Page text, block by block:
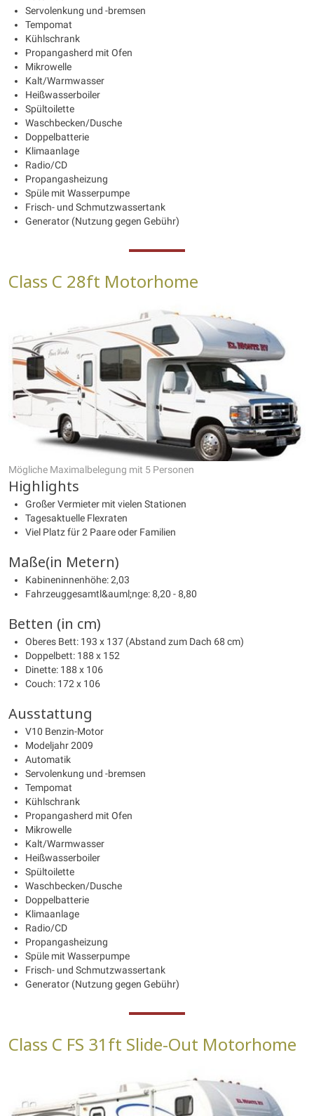
Servolenkung und -bremsen
Tempomat
Kühlschrank
Propangasherd mit Ofen
Mikrowelle
Kalt/Warmwasser
Heißwasserboiler
Spültoilette
Waschbecken/Dusche
Doppelbatterie
Klimaanlage
Radio/CD
Propangasheizung
Spüle mit Wasserpumpe
Frisch- und Schmutzwassertank
Generator (Nutzung gegen Gebühr)
Class C 28ft Motorhome
Mögliche Maximalbelegung mit 5 Personen
Highlights
Großer Vermieter mit vielen Stationen
Tagesaktuelle Flexraten
Viel Platz für 2 Paare oder Familien
Maße(in Metern)
Kabineninnenhöhe: 2,03
Fahrzeuggesamtl&auml;nge: 8,20 - 8,80
Betten (in cm)
Oberes Bett: 193 x 137 (Abstand zum Dach 68 cm)
Doppelbett: 188 x 152
Dinette: 188 x 106
Couch: 172 x 106
Ausstattung
V10 Benzin-Motor
Modeljahr 2009
Automatik
Servolenkung und -bremsen
Tempomat
Kühlschrank
Propangasherd mit Ofen
Mikrowelle
Kalt/Warmwasser
Heißwasserboiler
Spültoilette
Waschbecken/Dusche
Doppelbatterie
Klimaanlage
Radio/CD
Propangasheizung
Spüle mit Wasserpumpe
Frisch- und Schmutzwassertank
Generator (Nutzung gegen Gebühr)
Class C FS 31ft Slide-Out Motorhome